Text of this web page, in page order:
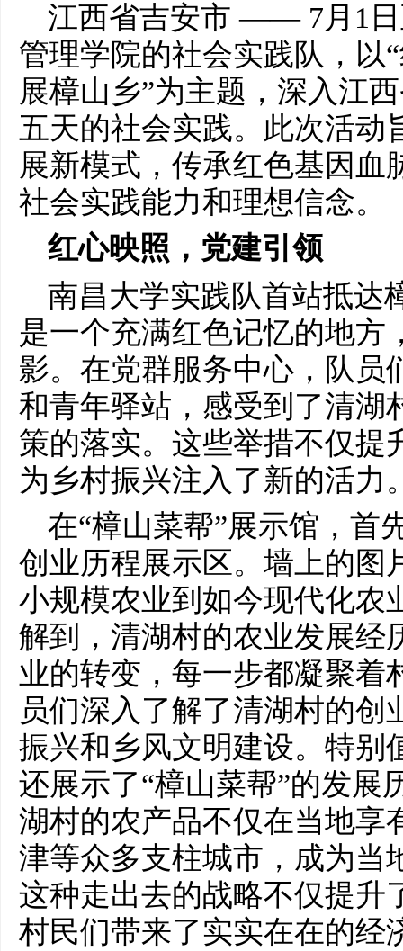
江西省吉安市 —— 7月1日
管理学院的社会实践队，以
展樟山乡”为主题，深入江
五天的社会实践。此次活动
展新模式，传承红色基因血
社会实践能力和理想信念。
红心映照，党建引领
南昌大学实践队首站抵达
是一个充满红色记忆的地方
影。在党群服务中心，队员
和青年驿站，感受到了清湖
策的落实。这些举措不仅提
为乡村振兴注入了新的活力
在“樟山菜帮”展示馆，首
创业历程展示区。墙上的图
小规模农业到如今现代化农
解到，清湖村的农业发展经
业的转变，每一步都凝聚着
员们深入了解了清湖村的创
振兴和乡风文明建设。特别
还展示了“樟山菜帮”的发展
湖村的农产品不仅在当地享
津等众多支柱城市，成为当
这种走出去的战略不仅提升
村民们带来了实实在在的经